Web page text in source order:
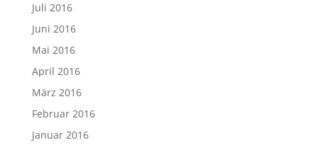
Juli 2016
Juni 2016
Mai 2016
April 2016
März 2016
Februar 2016
Januar 2016